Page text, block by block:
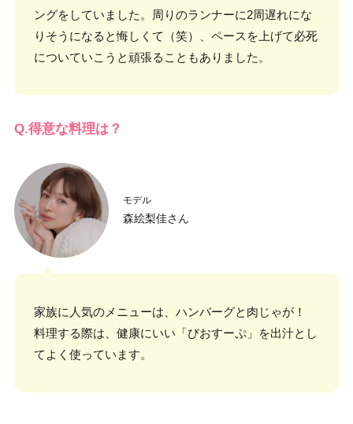
ングをしていました。周りのランナーに2周遅れにな
りそうになると悔しくて（笑）、ペースを上げて必死
についていこうと頑張ることもありました。
Q.得意な料理は？
モデル
森絵梨佳さん
家族に人気のメニューは、ハンバーグと肉じゃが！
料理する際は、健康にいい「びおすーぷ」を出汁とし
てよく使っています。